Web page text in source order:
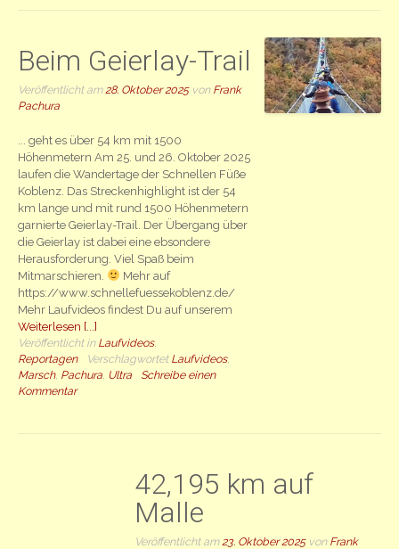
Beim Geierlay-Trail
Veröffentlicht am28. Oktober 2025von Frank
Pachura
... geht es über 54 km mit 1500
Höhenmetern Am 25. und 26. Oktober 2025
laufen die Wandertage der Schnellen Füße
Koblenz. Das Streckenhighlight ist der 54
km lange und mit rund 1500 Höhenmetern
garnierte Geierlay-Trail. Der Übergang über
die Geierlay ist dabei eine ebsondere
Herausforderung. Viel Spaß beim
Mitmarschieren.
Mehr auf
https://www.schnellefuessekoblenz.de/
Mehr Laufvideos findest Du auf unserem
Weiterlesen [...]
Veröffentlicht in Laufvideos,
Reportagen
Verschlagwortet Laufvideos,
Marsch, Pachura Ultra
Schreibe einen
Kommentar
42,195 km auf
Malle
Veröffentlicht am 23. Oktober 2025von Frank